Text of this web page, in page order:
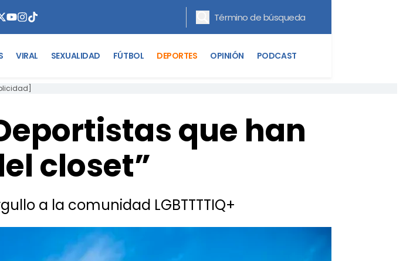
VIRAL SEXUALIDAD FÚTBOL DEPORTES OPINIÓN PODCAST
que han
closet”
a la comunidad LGBTTTTIQ+